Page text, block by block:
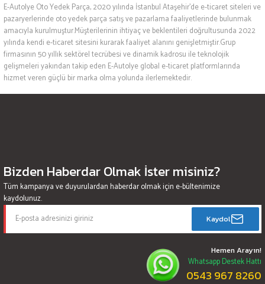
E-Autolye Oto Yedek Parça, 2020 yılında İstanbul Ataşehir’de e-ticaret siteleri ve
pazaryerlerinde oto yedek parça satış ve pazarlama faaliyetlerinde bulunmak
amacıyla kurulmuştur.Müşterilerinin ihtiyaç ve beklentileri doğrultusunda 2022
yılında kendi e-ticaret sitesini kurarak faaliyet alanını genişletmiştir.Grup
firmasının 50 yıllık sektörel tecrübesi ve dinamik kadrosu ile teknolojik
gelişmeleri yakından takip eden E-Autolye global e-ticaret platformlarında
hizmet veren güçlü bir marka olma yolunda ilerlemektedir.
Bizden Haberdar Olmak İster misiniz?
Tüm kampanya ve duyurulardan haberdar olmak için e-bültenimize
kaydolunuz.
Kaydol
Hemen Arayın!
Whatsapp Destek Hattı
0543 967 8260